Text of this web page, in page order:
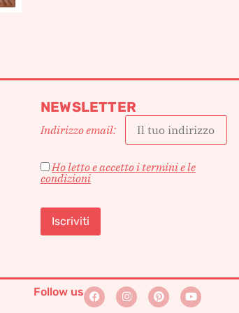
NEWSLETTER
Indirizzo email:
Ho letto e accetto i termini e le
condizioni
Follow us